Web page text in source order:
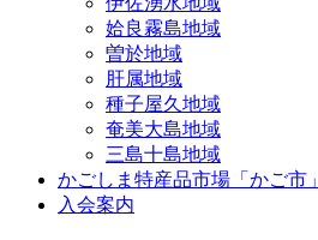
姶良霧島地域
曽於地域
肝属地域
種子屋久地域
奄美大島地域
三島十島地域
かごしま特産品市場「かご市」
入会案内